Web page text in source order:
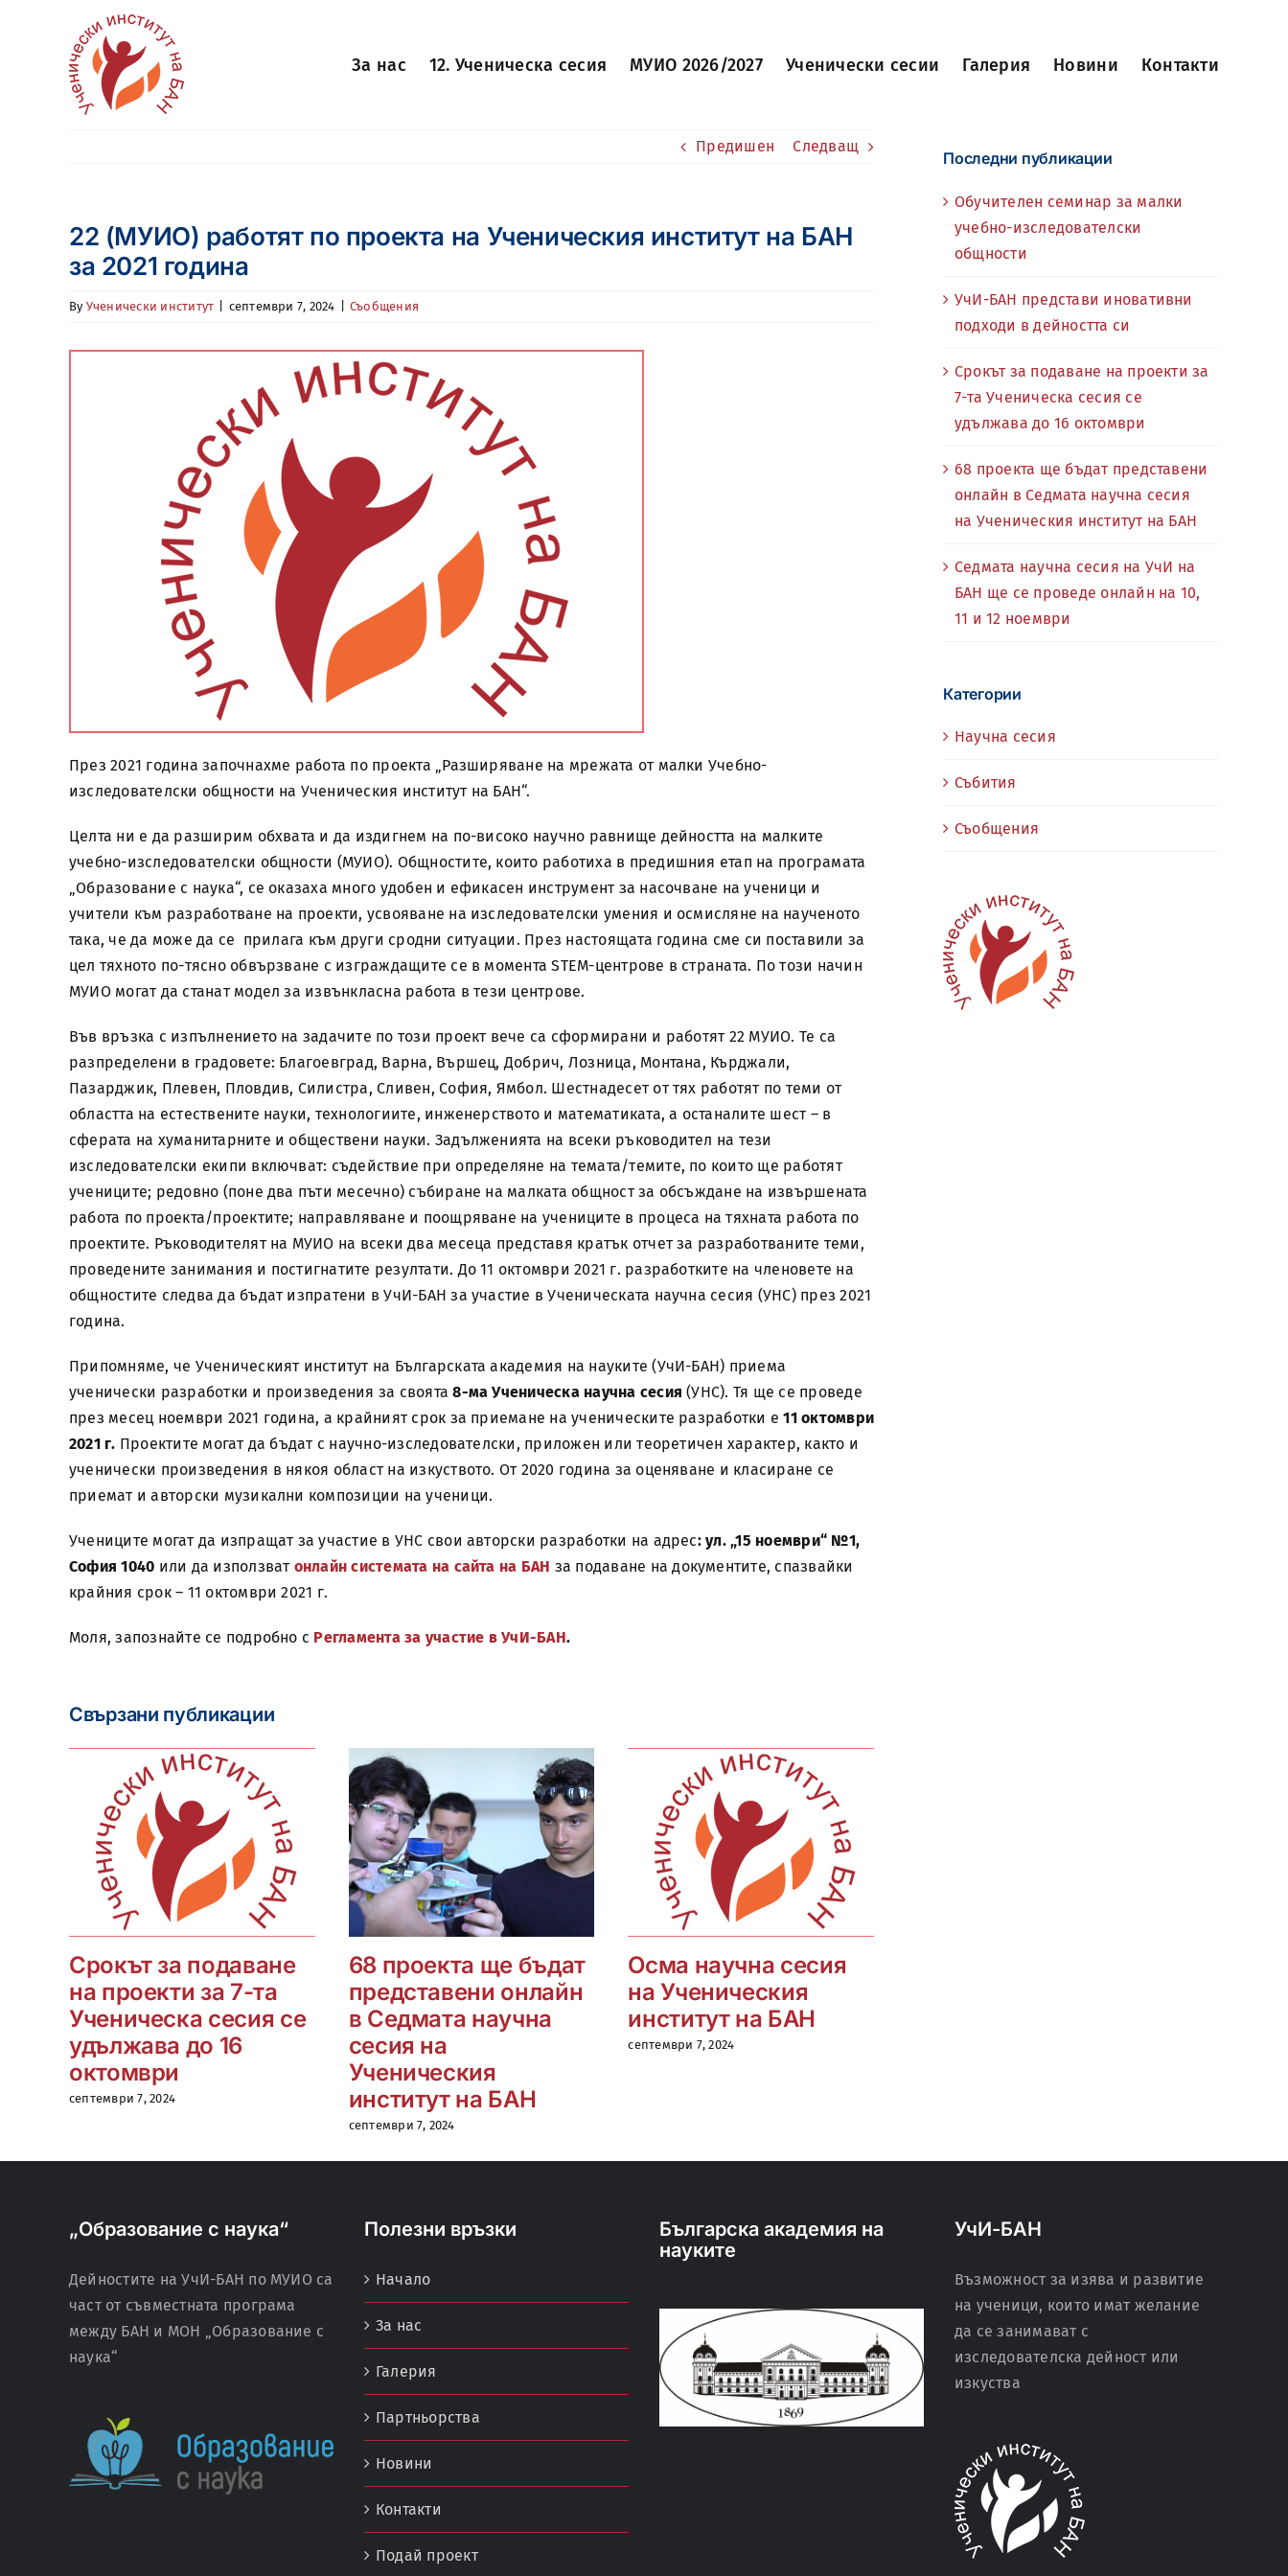
За нас 12. Ученическа сесия МУИО 2026/2027 Ученически сесии Галерия Новини Контакти
Предишен Следващ
22 (МУИО) работят по проекта на Ученическия институт на БАН
за 2021 година
By Ученически институт септември 7, 2024 Съобщения
През 2021 година започнахме работа по проекта „Разширяване на мрежата от малки Учебно-
изследователски общности на Ученическия институт на БАН“.
Целта ни е да разширим обхвата и да издигнем на по-високо научно равнище дейността на малките
учебно-изследователски общности (МУИО). Общностите, които работиха в предишния етап на програмата
„Образование с наука“, се оказаха много удобен и ефикасен инструмент за насочване на ученици и
учители към разработване на проекти, усвояване на изследователски умения и осмисляне на наученото
така, че да може да се прилага към други сродни ситуации. През настоящата година сме си поставили за
цел тяхното по-тясно обвързване с изграждащите се в момента STEM-центрове в страната. По този начин
МУИО могат да станат модел за извънкласна работа в тези центрове.
Във връзка с изпълнението на задачите по този проект вече са сформирани и работят 22 МУИО. Те са
разпределени в градовете: Благоевград, Варна, Вършец, Добрич, Лозница, Монтана, Кърджали,
Пазарджик, Плевен, Пловдив, Силистра, Сливен, София, Ямбол. Шестнадесет от тях работят по теми от
областта на естествените науки, технологиите, инженерството и математиката, а останалите шест – в
сферата на хуманитарните и обществени науки. Задълженията на всеки ръководител на тези
изследователски екипи включват: съдействие при определяне на темата/темите, по които ще работят
учениците; редовно (поне два пъти месечно) събиране на малката общност за обсъждане на извършената
работа по проекта/проектите; направляване и поощряване на учениците в процеса на тяхната работа по
проектите. Ръководителят на МУИО на всеки два месеца представя кратък отчет за разработваните теми,
проведените занимания и постигнатите резултати. До 11 октомври 2021 г. разработките на членовете на
общностите следва да бъдат изпратени в УчИ-БАН за участие в Ученическата научна сесия (УНС) през 2021
година.
Припомняме, че Ученическият институт на Българската академия на науките (УчИ-БАН) приема
ученически разработки и произведения за своята8-ма Ученическа научна сесия (УНС). Тя ще се проведе
през месец ноември 2021 година, а крайният срок за приемане на ученическите разработки е11 октомври
2021 г. Проектите могат да бъдат с научно-изследователски, приложен или теоретичен характер, както и
ученически произведения в някоя област на изкуството. От 2020 година за оценяване и класиране се
приемат и авторски музикални композиции на ученици.
Учениците могат да изпращат за участие в УНС свои авторски разработки на адрес: ул. „15 ноември“ №1,
София 1040 или да използват онлайн системата на сайта на БАН за подаване на документите, спазвайки
крайния срок – 11 октомври 2021 г.
Моля, запознайте се подробно с Регламента за участие в УчИ-БАН.
Свързани публикации
Срокът за подаване
на проекти за 7-та
Ученическа сесия се
удължава до 16
октомври
септември 7, 2024
68 проекта ще бъдат
представени онлайн
в Седмата научна
сесия на
Ученическия
институт на БАН
септември 7, 2024
Осма научна сесия
на Ученическия
институт на БАН
септември 7, 2024
Последни публикации
Обучителен семинар за малки
учебно-изследователски
общности
УчИ-БАН представи иновативни
подходи в дейността си
Срокът за подаване на проекти за
7-та Ученическа сесия се
удължава до 16 октомври
68 проекта ще бъдат представени
онлайн в Седмата научна сесия
на Ученическия институт на БАН
Седмата научна сесия на УчИ на
БАН ще се проведе онлайн на 10,
11 и 12 ноември
Категории
Научна сесия
Събития
Съобщения
„Образование с наука“
Дейностите на УчИ-БАН по МУИО са
част от съвместната програма
между БАН и МОН „Образование с
наука“
Полезни връзки
Начало
За нас
Галерия
Партньорства
Новини
Контакти
Подай проект
Българска академия на
науките
УчИ-БАН
Възможност за изява и развитие
на ученици, които имат желание
да се занимават с
изследователска дейност или
изкуства